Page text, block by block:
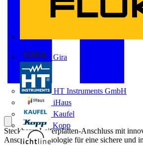
Gira
HT Instruments GmbH
iHaus
Kaufel
Kopp
Steckbarer Leiterplatten-Anschluss mit
Anschlusstechnologie für eine sichere und